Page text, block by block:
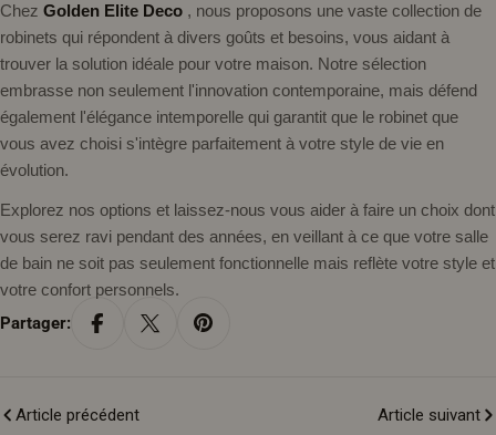
Chez Golden Elite Deco , nous proposons une vaste collection de
robinets qui répondent à divers goûts et besoins, vous aidant à
trouver la solution idéale pour votre maison. Notre sélection
embrasse non seulement l'innovation contemporaine, mais défend
également l'élégance intemporelle qui garantit que le robinet que
vous avez choisi s'intègre parfaitement à votre style de vie en
évolution.
Explorez nos options et laissez-nous vous aider à faire un choix dont
vous serez ravi pendant des années, en veillant à ce que votre salle
de bain ne soit pas seulement fonctionnelle mais reflète votre style et
votre confort personnels.
Partager:
Article précédent Article suivant